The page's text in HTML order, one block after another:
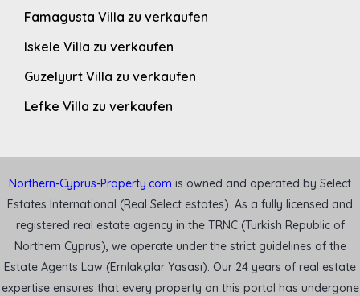
Famagusta Villa zu verkaufen
Iskele Villa zu verkaufen
Guzelyurt Villa zu verkaufen
Lefke Villa zu verkaufen
Northern-Cyprus-Property.com is owned and operated by Select
Estates International (Real Select estates). As a fully licensed and
registered real estate agency in the TRNC (Turkish Republic of
Northern Cyprus), we operate under the strict guidelines of the
Estate Agents Law (Emlakçılar Yasası). Our 24 years of real estate
expertise ensures that every property on this portal has undergone